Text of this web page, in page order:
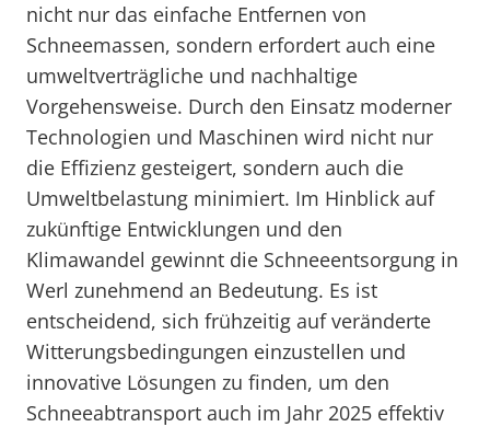
nicht nur das einfache Entfernen von
Schneemassen, sondern erfordert auch eine
umweltverträgliche und nachhaltige
Vorgehensweise. Durch den Einsatz moderner
Technologien und Maschinen wird nicht nur
die Effizienz gesteigert, sondern auch die
Umweltbelastung minimiert. Im Hinblick auf
zukünftige Entwicklungen und den
Klimawandel gewinnt die Schneeentsorgung in
Werl zunehmend an Bedeutung. Es ist
entscheidend, sich frühzeitig auf veränderte
Witterungsbedingungen einzustellen und
innovative Lösungen zu finden, um den
Schneeabtransport auch im Jahr 2025 effektiv